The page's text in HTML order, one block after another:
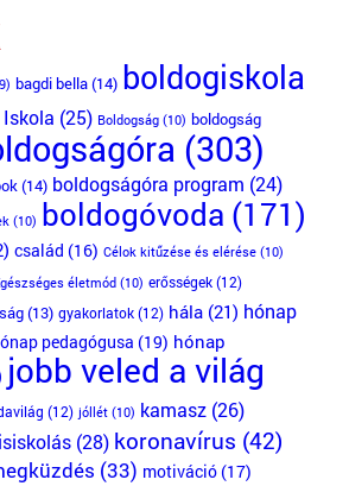
bagdi bella(14) boldogiskola
(25) Boldogság(10) boldogság
(303)
(14) boldogságóra program (24)
(10) boldogóvoda (171)
család (16) Célok kitűzése és elérése(10)
életmód(10) erősségek(12)
(13) gyakorlatok(12) hála(21) hónap
pedagógusa (19) hónap
jobb veled a világ
(12) jóllét(10) kamasz(26)
(28) koronavírus (42)
(33) motiváció(17)